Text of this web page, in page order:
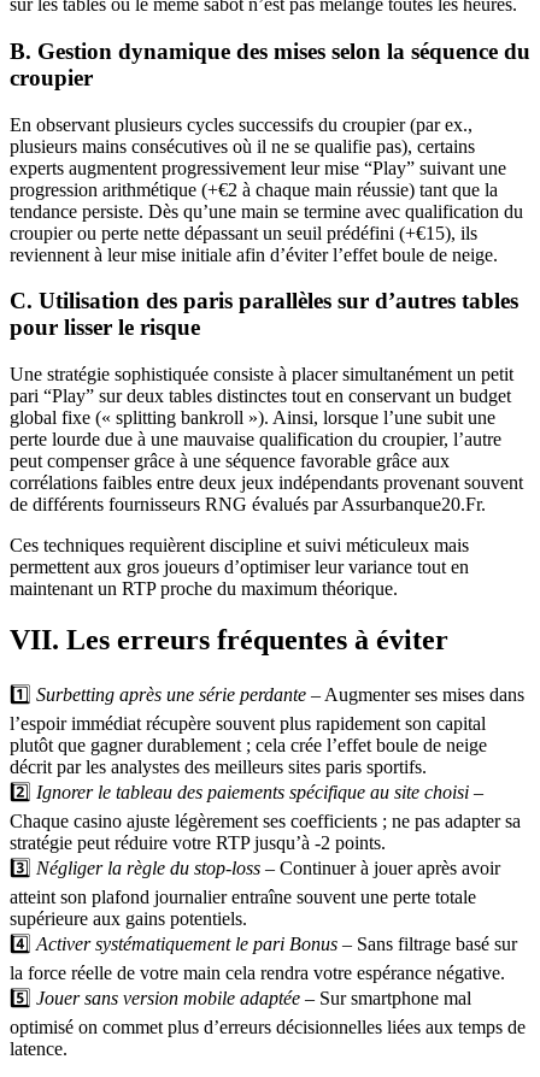
sur les tables où le même sabot n’est pas mélangé toutes les heures.
B. Gestion dynamique des mises selon la séquence du
croupier
En observant plusieurs cycles successifs du croupier (par ex.,
plusieurs mains consécutives où il ne se qualifie pas), certains
experts augmentent progressivement leur mise “Play” suivant une
progression arithmétique (+€2 à chaque main réussie) tant que la
tendance persiste. Dès qu’une main se termine avec qualification du
croupier ou perte nette dépassant un seuil prédéfini (+€15), ils
reviennent à leur mise initiale afin d’éviter l’effet boule de neige.
C. Utilisation des paris parallèles sur d’autres tables
pour lisser le risque
Une stratégie sophistiquée consiste à placer simultanément un petit
pari “Play” sur deux tables distinctes tout en conservant un budget
global fixe (« splitting bankroll »). Ainsi, lorsque l’une subit une
perte lourde due à une mauvaise qualification du croupier, l’autre
peut compenser grâce à une séquence favorable grâce aux
corrélations faibles entre deux jeux indépendants provenant souvent
de différents fournisseurs RNG évalués par Assurbanque20.Fr.
Ces techniques requièrent discipline et suivi méticuleux mais
permettent aux gros joueurs d’optimiser leur variance tout en
maintenant un RTP proche du maximum théorique.
VII. Les erreurs fréquentes à éviter
1️⃣ Surbetting après une série perdante – Augmenter ses mises dans
l’espoir immédiat récupère souvent plus rapidement son capital
plutôt que gagner durablement ; cela crée l’effet boule de neige
décrit par les analystes des meilleurs sites paris sportifs.
2️⃣ Ignorer le tableau des paiements spécifique au site choisi –
Chaque casino ajuste légèrement ses coefficients ; ne pas adapter sa
stratégie peut réduire votre RTP jusqu’à -2 points.
3️⃣ Négliger la règle du stop‑loss – Continuer à jouer après avoir
atteint son plafond journalier entraîne souvent une perte totale
supérieure aux gains potentiels.
4️⃣ Activer systématiquement le pari Bonus – Sans filtrage basé sur
la force réelle de votre main cela rendra votre espérance négative.
5️⃣ Jouer sans version mobile adaptée – Sur smartphone mal
optimisé on commet plus d’erreurs décisionnelles liées aux temps de
latence.